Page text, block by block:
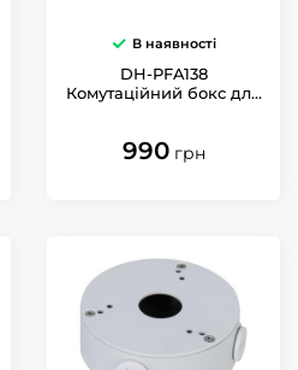
В наявності
DH-PFA138
Комутаційний бокс для
990 грн